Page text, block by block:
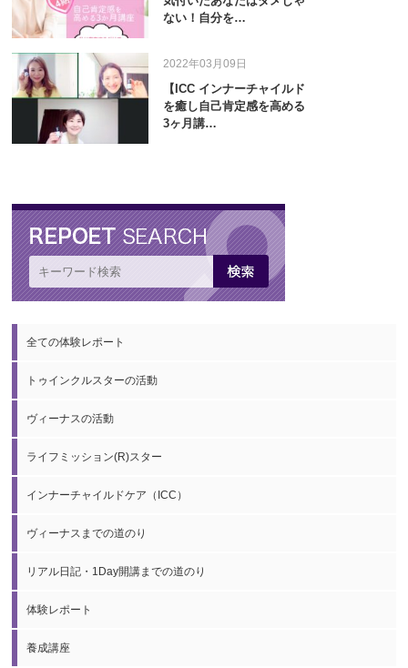
ない！自分を…
2022年03月09日
【ICC インナーチャイルド
を癒し自己肯定感を高める
3ヶ月講…
全ての体験レポート
トゥインクルスターの活動
ヴィーナスの活動
ライフミッション(R)スター
インナーチャイルドケア（ICC）
ヴィーナスまでの道のり
リアル日記・1Day開講までの道のり
体験レポート
養成講座